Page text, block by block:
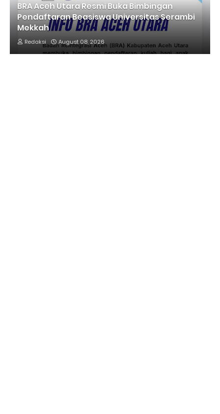
BRA Aceh Utara Resmi Buka Bimbingan
Pendaftaran Beasiswa Universitas Serambi
Mekkah
Redaksi August 08, 2026